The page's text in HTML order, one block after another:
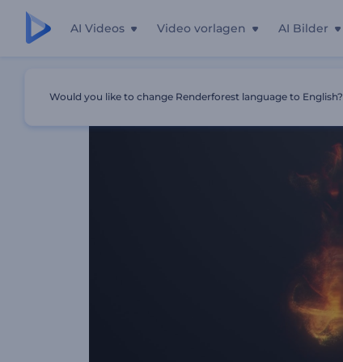
AI Videos Video vorlagen AI Bilder
Would you like to change Renderforest language to English?